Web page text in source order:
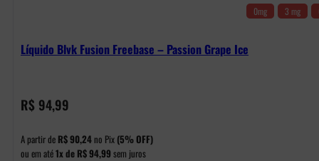
0mg 3 mg
Líquido Blvk Fusion Freebase – Passion Grape Ice
R$ 94,99
A partir de R$90,24 no Pix (5% OFF)
ou em até1x de R$94,99 sem juros